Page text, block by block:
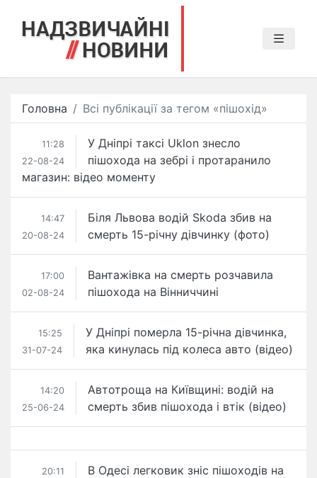
Головна Всі публікації за тегом «пішохід»
11:28
22-08-24
​У Дніпрі таксі Uklon​ знесло
пішохода на зебрі і протаранило
магазин: відео моменту
14:47
20-08-24
Біля Львова водій Skoda збив на
смерть 15-річну дівчинку (фото)
17:00
02-08-24
Вантажівка на смерть розчавила
пішохода на Вінниччині
15:25
31-07-24
У Дніпрі померла 15-річна​ дівчинка,
яка кинулась під колеса авто (відео)
14:20
25-06-24
Автотроща на Київщині: водій на
смерть збив пішохода і втік (відео)
20:11
В Одесі легковик зніс пішоходів на